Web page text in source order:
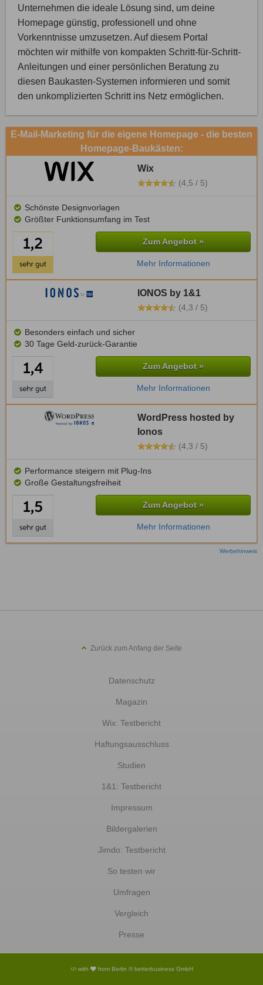
Unternehmen die ideale Lösung sind, um deine
Homepage günstig, professionell und ohne
Vorkenntnisse umzusetzen. Auf diesem Portal
möchten wir mithilfe von kompakten Schritt-für-Schritt-
Anleitungen und einer persönlichen Beratung zu
diesen Baukasten-Systemen informieren und somit
den unkomplizierten Schritt ins Netz ermöglichen.
E-Mail-Marketing für die eigene Homepage - die besten
Homepage-Baukästen:
Wix
(4,5 / 5)
Schönste Designvorlagen
Größter Funktionsumfang im Test
Zum Angebot »
Mehr Informationen
IONOS by 1&1
(4,3 / 5)
Besonders einfach und sicher
30 Tage Geld-zurück-Garantie
Zum Angebot »
Mehr Informationen
WordPress hosted by
Ionos
(4,3 / 5)
Performance steigern mit Plug-Ins
Große Gestaltungsfreiheit
Zum Angebot »
Mehr Informationen
Werbehinweis
Zurück zum Anfang der Seite
Datenschutz
Magazin
Wix: Testbericht
Haftungsausschluss
Studien
1&1: Testbericht
Impressum
Bildergalerien
Jimdo: Testbericht
So testen wir
Umfragen
Vergleich
Presse
with from Berlin © betterbusiness GmbH